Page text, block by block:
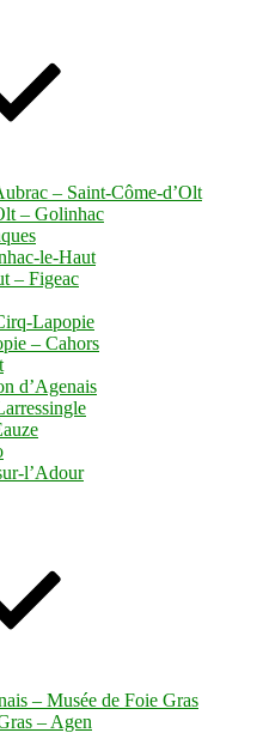
– Saint-Côme-d’Olt
– Golinhac
le-Haut
– Figeac
Lapopie
– Cahors
d’Agenais
l’Adour
– Musée de Foie Gras
– Agen